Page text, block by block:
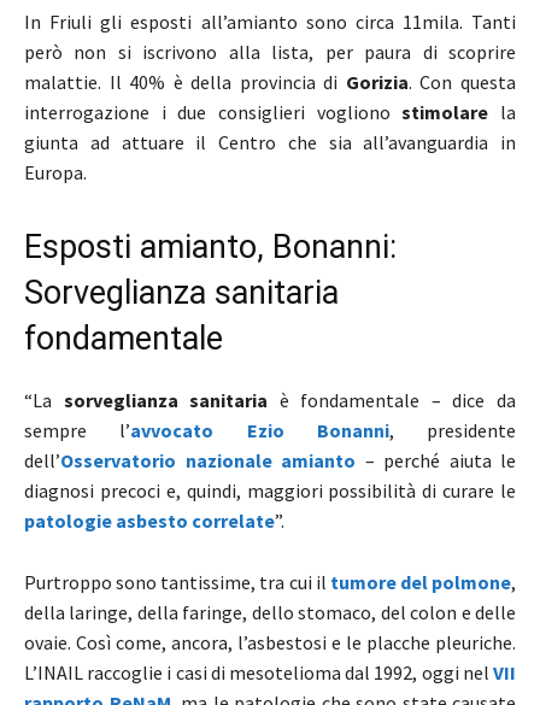
In Friuli gli esposti all’amianto sono circa 11mila. Tanti
però non si iscrivono alla lista, per paura di scoprire
malattie. Il 40% è della provincia di Gorizia. Con questa
interrogazione i due consiglieri voglionostimolare la
giunta ad attuare il Centro che sia all’avanguardia in
Europa.
Esposti amianto, Bonanni:
Sorveglianza sanitaria
fondamentale
“La sorveglianza sanitaria è fondamentale – dice da
sempre l’avvocato Ezio Bonanni, presidente
dell’Osservatorio nazionale amianto – perché aiuta le
diagnosi precoci e, quindi, maggiori possibilità di curare le
patologie asbesto correlate”.
Purtroppo sono tantissime, tra cui il tumore del polmone,
della laringe, della faringe, dello stomaco, del colon e delle
ovaie. Così come, ancora, l’asbestosi e le placche pleuriche.
L’INAIL raccoglie i casi di mesotelioma dal 1992, oggi nel VII